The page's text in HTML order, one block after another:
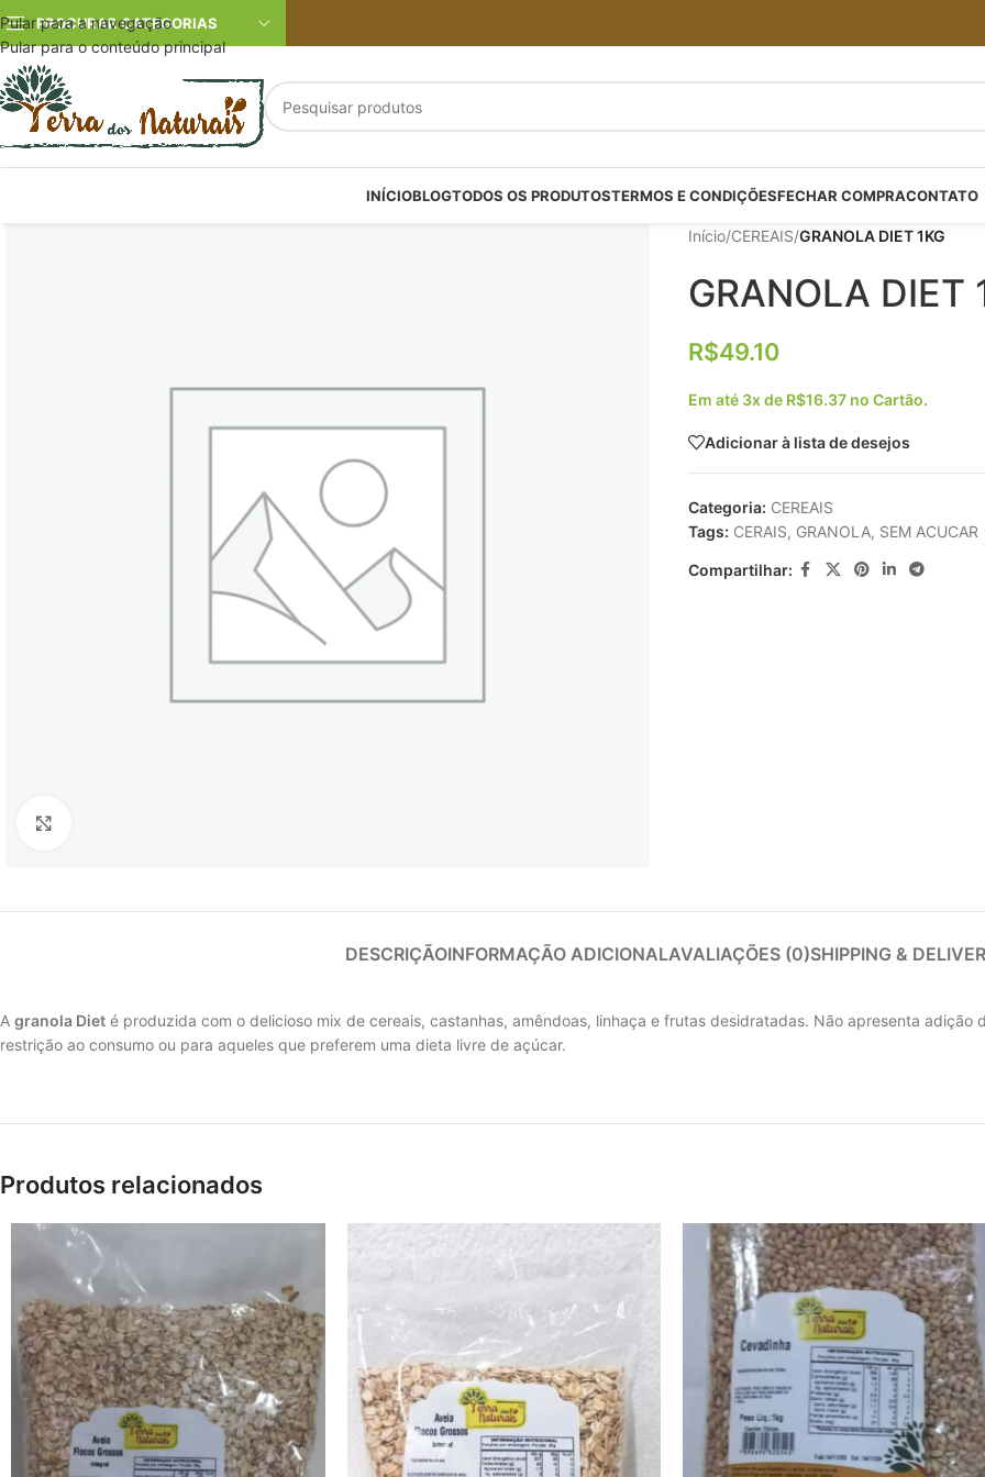
Pular para a navegação
Pular para o conteúdo principal
PROCURAR CATEGORIAS
INÍCIOBLOGTODOS OS PRODUTOSTERMOS E CONDIÇÕESFECHAR COMPRACONTATO
Início/CEREAIS/GRANOLA DIET 1KG
GRANOLA DIET
R$49.10
Em até 3x de R$16.37 no Cartão.
Adicionar à lista de desejos
Categoria: CEREAIS
Tags: CERAIS, GRANOLA, SEM ACUCAR
Compartilhar:
DESCRIÇÃOINFORMAÇÃO ADICIONALAVALIAÇÕES (0)SHIPPING &
A granola Diet é produzida com o delicioso mix de cereais, castanhas, amêndoas, linhaça e frutas desidratadas. Não apresenta adição
restrição ao consumo ou para aqueles que preferem uma dieta livre de açúcar.
Produtos relacionados